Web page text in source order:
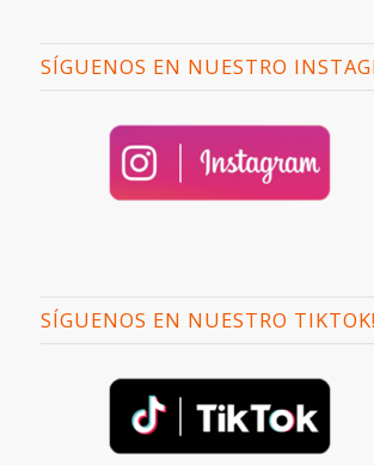
SÍGUENOS EN NUESTRO
SÍGUENOS EN NUESTRO